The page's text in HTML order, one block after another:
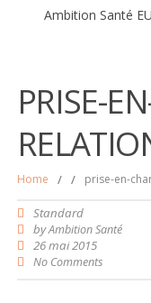
Ambition Santé
PRISE-
Home / / prise-en-
Standard
byAmbition Santé
26 mai 2015
No Comments